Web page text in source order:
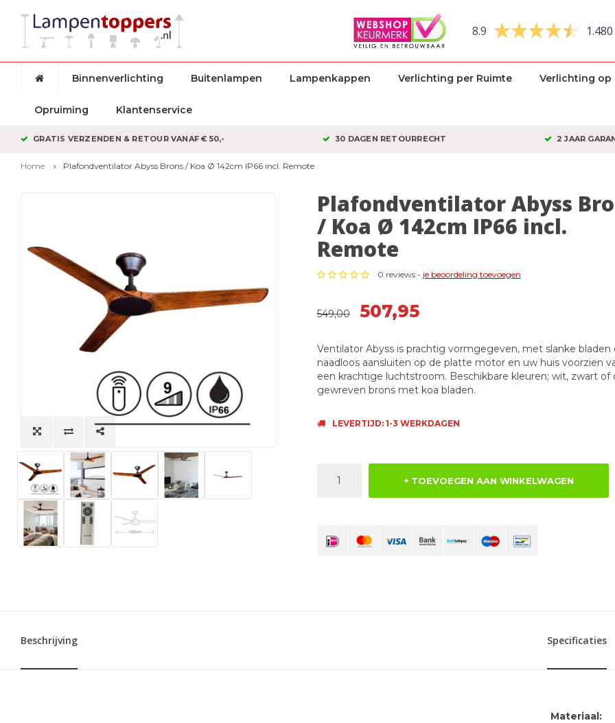
8.9
Binnenverlichting Buitenlampen Lampenkappen Verlichting per Ruimte Verlichting op
Opruiming Klantenservice
GRATIS VERZENDEN & RETOUR VANAF € 50,- 30 DAGEN RETOURRECHT 2 JAAR
Home Plafondventilator Abyss Brons / Koa Ø 142cm IP66 incl. Remote
Plafondventilator Abyss
/ Koa Ø 142cm IP66 incl.
Remote
0 reviews - je beoordeling toevoegen
549,00 507,95
Ventilator Abyss is prachtig vormgegeven, met slanke bladen
naadloos aansluiten op de platte motor en uw huis voorzien
een krachtige luchtstroom. Beschikbare kleuren; wit, zwart of
gewreven brons met koa bladen.
LEVERTIJD: 1-3 WERKDAGEN
+ TOEVOEGEN AAN WINKELWAGEN
Beschrijving Specificaties
Materiaal: